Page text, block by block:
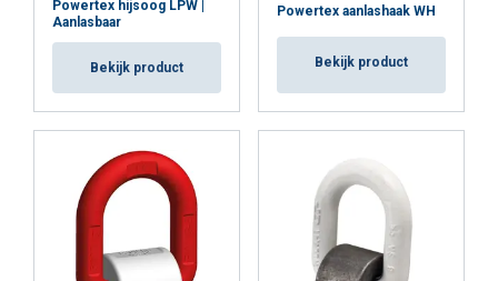
Powertex hijsoog LPW |
Aanlasbaar
Bekijk product
Powertex aanlashaak WH
Bekijk product